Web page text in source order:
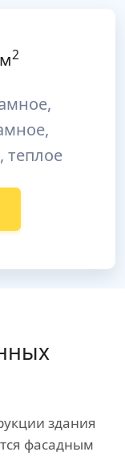
2
теплое
здания
фасадным